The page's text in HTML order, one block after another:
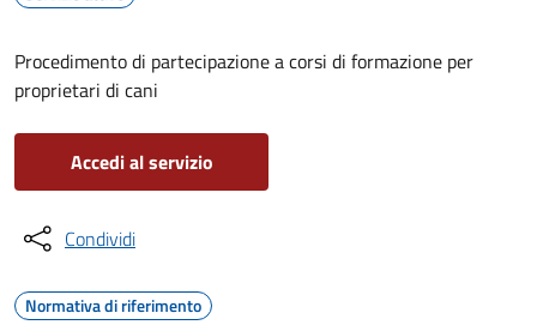
Procedimento di partecipazione a corsi di formazione per
proprietari di cani
Accedi al servizio
Condividi
Normativa di riferimento